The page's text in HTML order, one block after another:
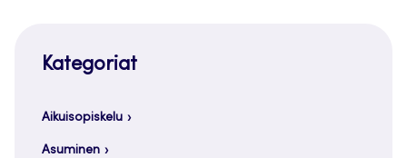
Kategoriat
Aikuisopiskelu
Asuminen